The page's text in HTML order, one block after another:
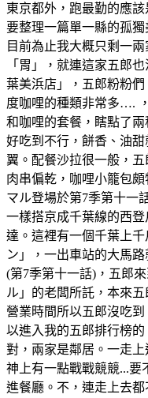
東京都外，跑最勤的應
要整理一篇單一縣的孤
目前為止我大概只剩一
「胃」，就連這家五郎
葉美浜店」，五郎粉粉
度咖哩的種類非常多….
和咖哩的套餐，瞎點了
好吃到不行，餅香、油
翼。配餐沙拉很一般，
肉串偏乾，咖哩小籠包頗
マル登場於第7季第十一
一樣搭京成千葉線的西
達。這裡有一個千葉上
ン」，一出車站的大馬
(第7季第十一話)，五郎
ル」的老闆所託，本來
營業時間所以五郎沒吃
以進入我的五郎排行榜的
對，兩家是鄰居。一走
神上有一點戰戰競競...要
進餐廳。不，連走上去都